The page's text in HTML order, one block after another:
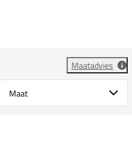
Maatadvies
Select {option} for {name}